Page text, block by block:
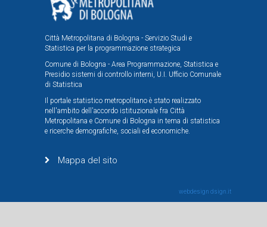
Città Metropolitana di Bologna - Servizio Studi e
Statistica per la programmazione strategica
Comune di Bologna - Area Programmazione, Statistica e
Presidio sistemi di controllo interni, U.I. Ufficio Comunale
di Statistica
Il portale statistico metropolitano è stato realizzato
nell'ambito dell'accordo istituzionale fra Città
Metropolitana e Comune di Bologna in tema di statistica
e ricerche demografiche, sociali ed economiche.
Mappa del sito
webdesign dsign.it